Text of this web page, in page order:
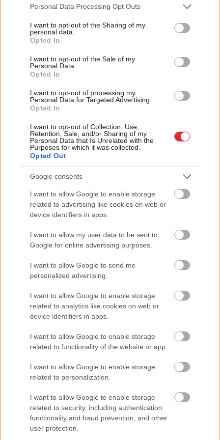
Please note that this website/app uses one or more Google
not limited to your visit or usage behaviour. You may click to
grant or deny consent to Google and its third-party tags to
use your data for below specified purposes in below Google
consent section.
Personal Data Processing Opt Outs
I want to opt-out of the Sharing of my
personal data.
Opted In
I want to opt-out of the Sale of my
Personal Data.
Opted In
I want to opt-out of processing my
Personal Data for Targeted Advertising.
Opted In
I want to opt-out of Collection, Use,
Retention, Sale, and/or Sharing of my
Personal Data that Is Unrelated with the
Purposes for which it was collected.
Opted Out
Google consents
I want to allow Google to enable storage
related to advertising like cookies on web or
device identifiers in apps.
I want to allow my user data to be sent to
Google for online advertising purposes.
I want to allow Google to send me
personalized advertising.
I want to allow Google to enable storage
related to analytics like cookies on web or
device identifiers in apps.
I want to allow Google to enable storage
related to functionality of the website or app.
I want to allow Google to enable storage
related to personalization.
I want to allow Google to enable storage
related to security, including authentication
functionality and fraud prevention, and other
user protection.
grābekļa
Bez diploma, darba un
izbijis slepkava!? Vai
tiešām jebkurš var
kandidēt Saeimas
vēlēšanās, skaidro
advokāts
FOTO. “Vai tas ir
normāli?” Guntars
veikalā nopērk tomātu,
pusēm, viņu sagaida
Viņu skatiens “izurbjas”
citiem cauri: 3 datumi,
kuros dzimušos mēdz
uzskatīt par biedējošiem
Atcelt Ziņot